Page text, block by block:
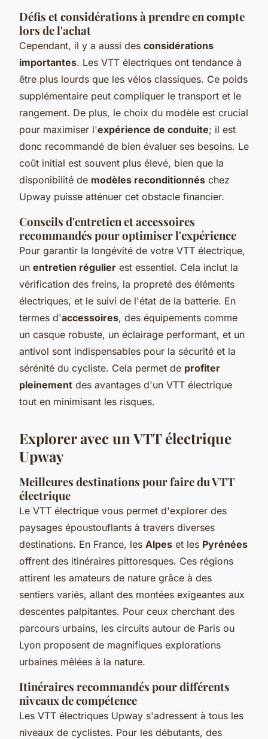
Défis et considérations à prendre en compte
lors de l'achat
Cependant, il y a aussi des considérations
importantes. Les VTT électriques ont tendance à
être plus lourds que les vélos classiques. Ce poids
supplémentaire peut compliquer le transport et le
rangement. De plus, le choix du modèle est crucial
pour maximiser l'expérience de conduite; il est
donc recommandé de bien évaluer ses besoins. Le
coût initial est souvent plus élevé, bien que la
disponibilité de modèles reconditionnés chez
Upway puisse atténuer cet obstacle financier.
Conseils d'entretien et accessoires
recommandés pour optimiser l'expérience
Pour garantir la longévité de votre VTT électrique,
un entretien régulier est essentiel. Cela inclut la
vérification des freins, la propreté des éléments
électriques, et le suivi de l'état de la batterie. En
termes d'accessoires, des équipements comme
un casque robuste, un éclairage performant, et un
antivol sont indispensables pour la sécurité et la
sérénité du cycliste. Cela permet de profiter
pleinement des avantages d'un VTT électrique
tout en minimisant les risques.
Explorer avec un VTT électrique
Upway
Meilleures destinations pour faire du VTT
électrique
Le VTT électrique vous permet d'explorer des
paysages époustouflants à travers diverses
destinations. En France, les Alpes et les Pyrénées
offrent des itinéraires pittoresques. Ces régions
attirent les amateurs de nature grâce à des
sentiers variés, allant des montées exigeantes aux
descentes palpitantes. Pour ceux cherchant des
parcours urbains, les circuits autour de Paris ou
Lyon proposent de magnifiques explorations
urbaines mêlées à la nature.
Itinéraires recommandés pour différents
niveaux de compétence
Les VTT électriques Upway s'adressent à tous les
niveaux de cyclistes. Pour les débutants, des